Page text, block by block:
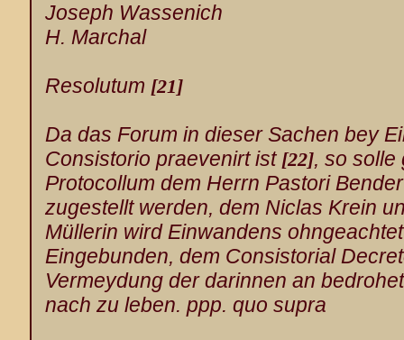
Joseph Wassenich
H. Marchal
Resolutum [21]
Da das Forum in dieser Sachen bey
Consistorio praevenirt ist [22], so solle
Protocollum dem Herrn Pastori Bender
zugestellt werden, dem Niclas Krein
Müllerin wird Einwandens
Eingebunden, dem Consistorial
Vermeydung der darinnen an
nach zu leben. ppp. quo supra